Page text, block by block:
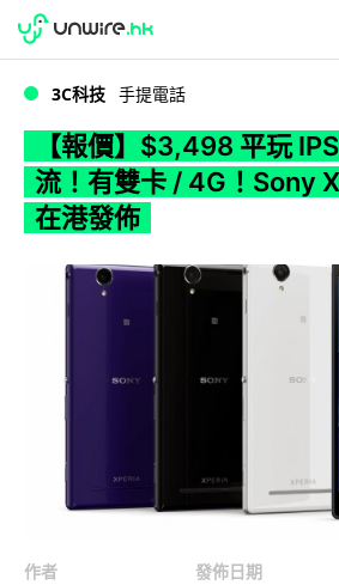
WWDC 2026
3C科技 手提電話
【報價】$3,498 平玩
流！有雙卡 / 4G！Sony
在港發佈
作者
發佈日期